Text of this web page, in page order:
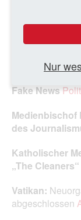
Papst
rechtlichen
Fake News
Medienbischof
des
Katholischer
„The Cleaners“
Vatikan:
abgeschlossen
Nur